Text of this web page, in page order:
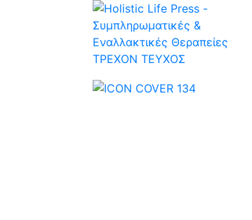
ΤΡΕΧOΝ ΤΕΥΧΟΣ